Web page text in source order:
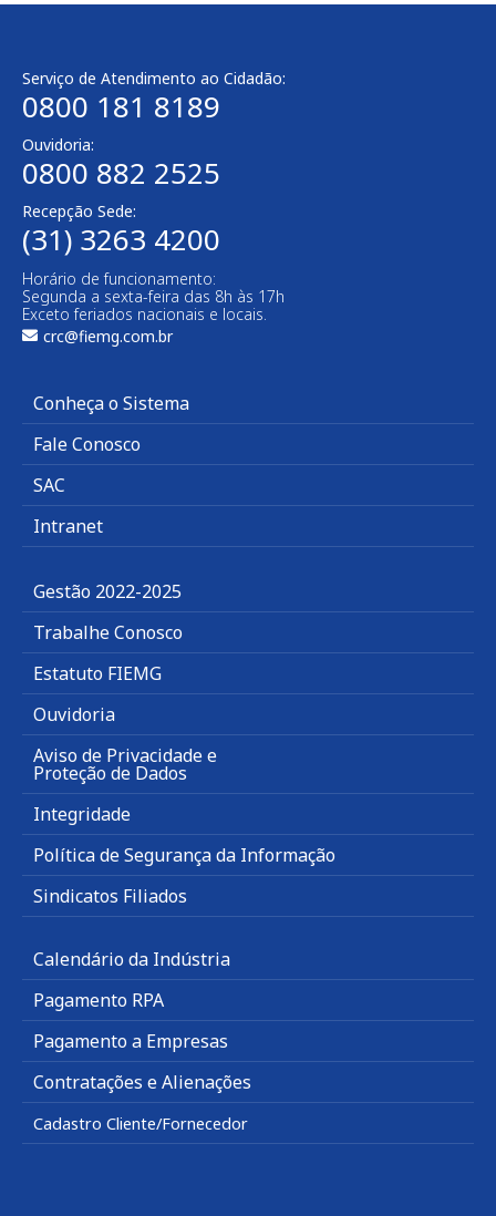
Serviço de Atendimento ao Cidadão:
0800 181 8189
Ouvidoria:
0800 882 2525
Recepção Sede:
(31) 3263 4200
Horário de funcionamento:
Segunda a sexta-feira das 8h às 17h
Exceto feriados nacionais e locais.
crc@fiemg.com.br
Conheça o Sistema
Fale Conosco
SAC
Intranet
Gestão 2022-2025
Trabalhe Conosco
Estatuto FIEMG
Ouvidoria
Aviso de Privacidade e
Proteção de Dados
Integridade
Política de Segurança da Informação
Sindicatos Filiados
Calendário da Indústria
Pagamento RPA
Pagamento a Empresas
Contratações e Alienações
Cadastro Cliente/Fornecedor